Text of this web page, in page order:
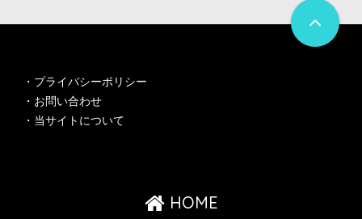
・ プライバシーポリシー
・ お問い合わせ
・ 当サイトについて
HOME